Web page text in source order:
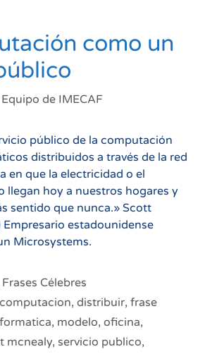
como un
Equipo de IMECAF
público de la computación
distribuidos a través de la red
en que la electricidad o el
llegan hoy a nuestros hogares y
sentido que nunca.» Scott
estadounidense
Microsystems.
Frases Célebres
computacion, distribuir, frase
, modelo, oficina,
mcnealy, servicio publico,